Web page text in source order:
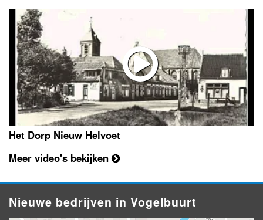
Het Dorp Nieuw Helvoet
Meer video's bekijken
Nieuwe bedrijven in Vogelbuurt